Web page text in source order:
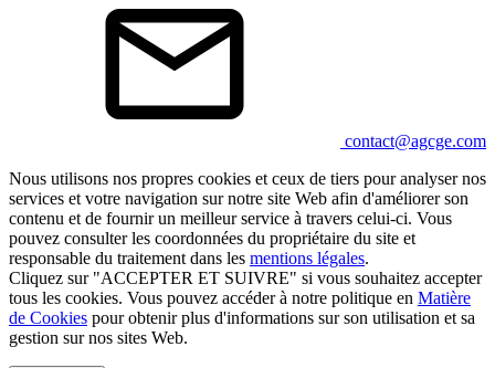
contact@agcge.com
Nous utilisons nos propres cookies et ceux de tiers pour analyser nos
services et votre navigation sur notre site Web afin d'améliorer son
contenu et de fournir un meilleur service à travers celui-ci. Vous
pouvez consulter les coordonnées du propriétaire du site et
responsable du traitement dans les mentions légales.
Cliquez sur "ACCEPTER ET SUIVRE" si vous souhaitez accepter
tous les cookies. Vous pouvez accéder à notre politique en Matière
de Cookies pour obtenir plus d'informations sur son utilisation et sa
gestion sur nos sites Web.